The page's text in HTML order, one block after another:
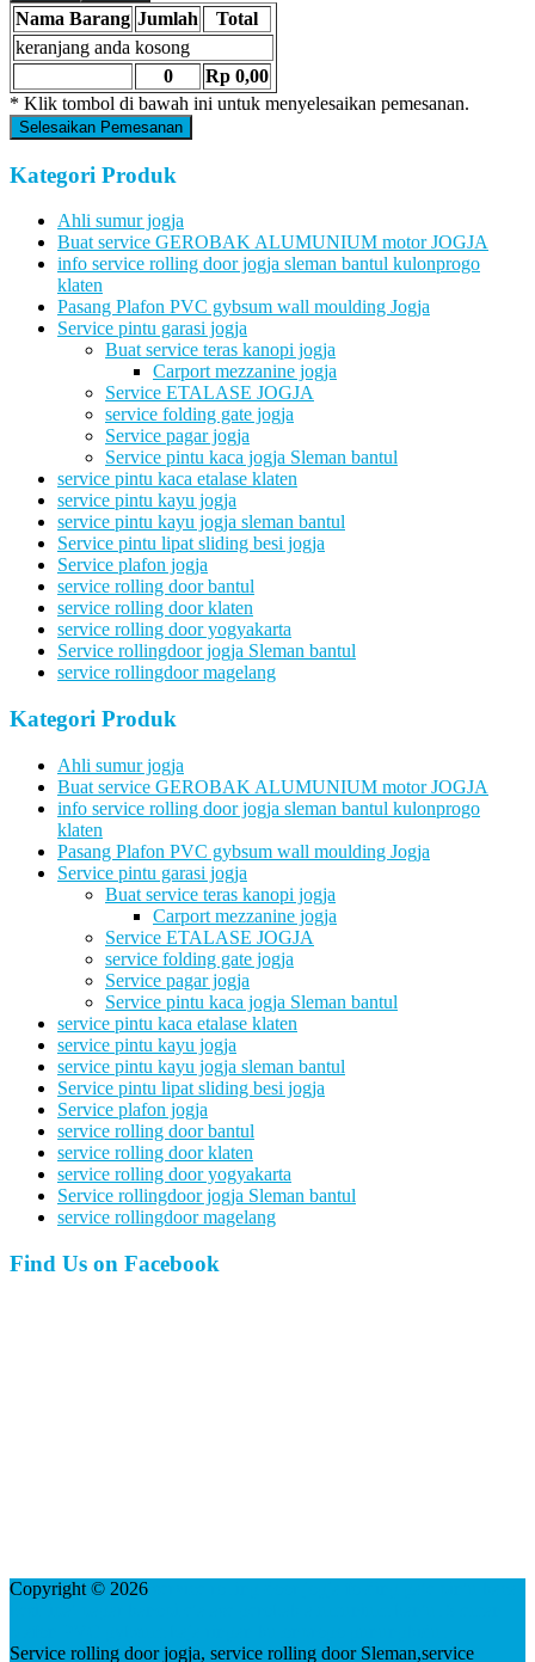
Nama Barang Jumlah Total
0 Rp 0,00
keranjang anda kosong
* Klik tombol di bawah ini untuk menyelesaikan pemesanan.
Selesaikan Pemesanan
Kategori Produk
Ahli sumur jogja
Buat service GEROBAK ALUMUNIUM motor JOGJA
info service rolling door jogja sleman bantul kulonprogo
klaten
Pasang Plafon PVC gybsum wall moulding Jogja
Service pintu garasi jogja
Buat service teras kanopi jogja
Carport mezzanine jogja
Service ETALASE JOGJA
service folding gate jogja
Service pagar jogja
Service pintu kaca jogja Sleman bantul
service pintu kaca etalase klaten
service pintu kayu jogja
service pintu kayu jogja sleman bantul
Service pintu lipat sliding besi jogja
Service plafon jogja
service rolling door bantul
service rolling door klaten
service rolling door yogyakarta
Service rollingdoor jogja Sleman bantul
service rollingdoor magelang
Kategori Produk
Ahli sumur jogja
Buat service GEROBAK ALUMUNIUM motor JOGJA
info service rolling door jogja sleman bantul kulonprogo
klaten
Pasang Plafon PVC gybsum wall moulding Jogja
Service pintu garasi jogja
Buat service teras kanopi jogja
Carport mezzanine jogja
Service ETALASE JOGJA
service folding gate jogja
Service pagar jogja
Service pintu kaca jogja Sleman bantul
service pintu kaca etalase klaten
service pintu kayu jogja
service pintu kayu jogja sleman bantul
Service pintu lipat sliding besi jogja
Service plafon jogja
service rolling door bantul
service rolling door klaten
service rolling door yogyakarta
Service rollingdoor jogja Sleman bantul
service rollingdoor magelang
Find Us on Facebook
Copyright © 2026
Service rolling door jogja, service rolling door Sleman,service